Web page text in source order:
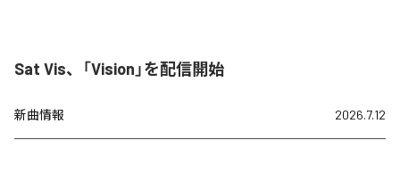
Sat Vis、「Vision」を配信開始
新曲情報 2026.7.12